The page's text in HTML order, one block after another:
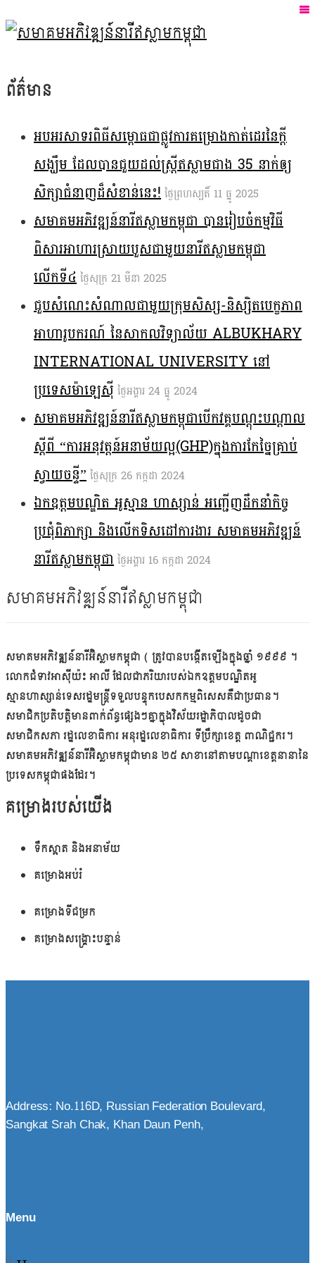
ព័ត៌មាន
អបអរសាទរពិធីសម្ពោធជាផ្លូវការគម្រោងកាត់ដេរនៃក្ដី
សង្ឃឹម ដែលបានជួយដល់ស្ត្រីឥស្លាមជាង 35 នាក់ឲ្យ
សិក្សាជំនាញដ៏សំខាន់នេះ!ថ្ងៃ​ព្រហស្បតិ៍ 11 ធ្នូ 2025
សមាគមអភិវឌ្ឍន៍នារីឥស្លាមកម្ពុជា បានរៀបចំកម្មវិធី
ពិសារអាហារស្រាយបួសជាមួយនារីឥស្លាមកម្ពុជា
លើកទី៤ថ្ងៃ​សុក្រ 21 មីនា 2025
ជួបសំណេះសំណាលជាមួយក្រុមសិស្ស-និស្សិតបេក្ខភាព
អាហារូបករណ៍ នៃសាកលវិទ្យាល័យ ALBUKHARY
INTERNATIONAL UNIVERSITY នៅ
ប្រទេសម៉ាឡេស៊ី ថ្ងៃ​អង្គារ 24 ធ្នូ 2024
សមាគមអភិវឌ្ឍន៍នារីឥស្លាមកម្ពុជាបើកវគ្គបណ្តុះបណ្តាល
ស្តីពី “ការអនុវត្តន៍អនាម័យល្អ(GHP)ក្នុងការកែច្នៃគ្រាប់
ស្វាយចន្ទី”ថ្ងៃ​សុក្រ 26 កក្កដា 2024
ឯកឧត្តមបណ្ឌិត អូស្មាន ហាស្សាន់ អញ្ជើញដឹកនាំកិច្ច
ប្រជុំពិភាក្សា និងលើកទិសដៅការងារ សមាគមអភិវឌ្ឍន៍
នារីឥស្លាមកម្ពុជាថ្ងៃ​អង្គារ 16 កក្កដា 2024
សមាគមអភិវឌ្ឍន៍នារីឥស្លាមកម្ពុជា
សមាគមអភិវឌ្ឍន៍នារីអ៊ិស្លាមកម្ពុជា ( ត្រូវបានបង្កើតឡើងក្នុងឆ្នាំ ១៩៩៩ ។
លោកជំទាវអាស៊ីយ៉ះ អាលី ដែលជាភរិយារបស់ឯកឧត្ដមបណ្ឌិតអូ
ស្មានហាស្សាន់ទេសរដ្ឋមន្រ្តីទទួលបន្ទុកបេសកកម្មពិសេសគឺជាប្រធាន។
សមាជិកប្រតិបត្តិមានពាក់ព័ន្ធផ្សេងៗគ្នាក្នុងវិស័យរដ្ឋាភិបាលដូចជា
សមាជិកសភា រដ្ឋលេខាធិការ អនុរដ្ឋលេខាធិការ ទីប្រឹក្សាខេត្ត ពាណិជ្ជករ។
សមាគមអភិវឌ្ឍន៍នារីអ៊ិស្លាមកម្ពុជាមាន ២៥ សាខានៅតាមបណ្តាខេត្តនានានៃ
ប្រទេសកម្ពុជាផងដែរ។
គម្រោងរបស់យើង
ទឹកស្អាត និងអនាម័យ
គម្រោងអប់រំ
គម្រោងទីជម្រក
គម្រោងសង្គ្រោះបន្ទាន់
Address: No.116D, Russian Federation Boulevard,
Sangkat Srah Chak, Khan Daun Penh,
Menu